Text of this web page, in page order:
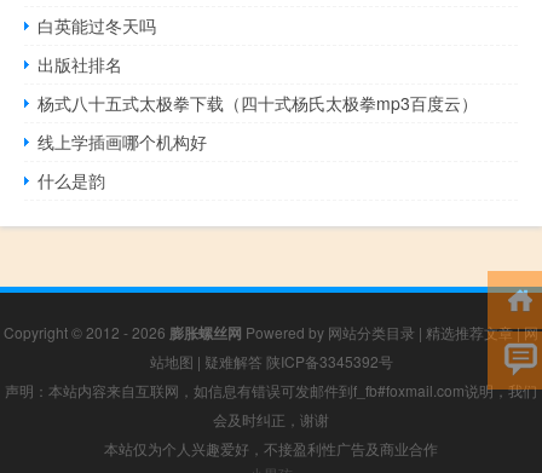
白英能过冬天吗
出版社排名
杨式八十五式太极拳下载（四十式杨氏太极拳mp3百度云）
线上学插画哪个机构好
什么是韵
Copyright © 2012 - 2026 膨胀螺丝网 Powered by 网站分类目录 | 精选推荐文章|网
站地图 | 疑难解答 陕ICP备3345392号
声明：本站内容来自互联网，如信息有错误可发邮件到f_fb#foxmail.com说明，我们
会及时纠正，谢谢
本站仅为个人兴趣爱好，不接盈利性广告及商业合作